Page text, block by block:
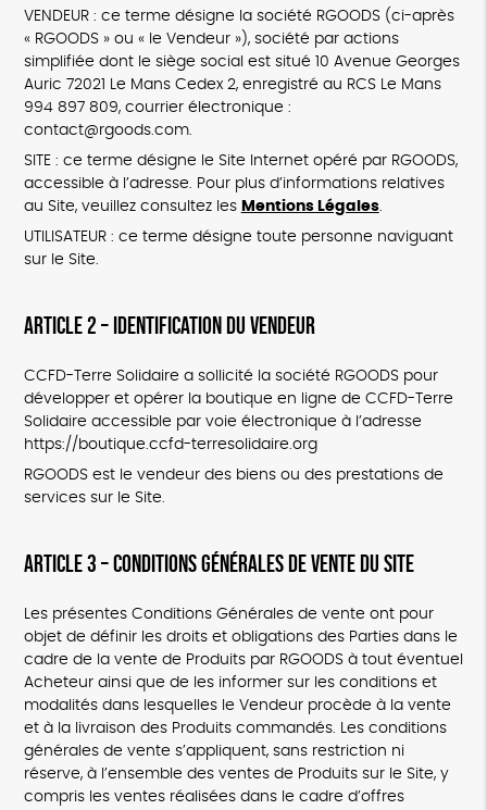
VENDEUR : ce terme désigne la société RGOODS (ci-après
« RGOODS » ou « le Vendeur »), société par actions
simplifiée dont le siège social est situé 10 Avenue Georges
Auric 72021 Le Mans Cedex 2, enregistré au RCS Le Mans
994 897 809, courrier électronique :
contact@rgoods.com.
SITE : ce terme désigne le Site Internet opéré par RGOODS,
accessible à l’adresse. Pour plus d’informations relatives
au Site, veuillez consultez les Mentions Légales.
UTILISATEUR : ce terme désigne toute personne naviguant
sur le Site.
ARTICLE 2 – IDENTIFICATION DU VENDEUR
CCFD-Terre Solidaire a sollicité la société RGOODS pour
développer et opérer la boutique en ligne de CCFD-Terre
Solidaire accessible par voie électronique à l’adresse
https://boutique.ccfd-terresolidaire.org
RGOODS est le vendeur des biens ou des prestations de
services sur le Site.
ARTICLE 3 – CONDITIONS GÉNÉRALES DE VENTE DU SITE
Les présentes Conditions Générales de vente ont pour
objet de définir les droits et obligations des Parties dans le
cadre de la vente de Produits par RGOODS à tout éventuel
Acheteur ainsi que de les informer sur les conditions et
modalités dans lesquelles le Vendeur procède à la vente
et à la livraison des Produits commandés. Les conditions
générales de vente s’appliquent, sans restriction ni
réserve, à l’ensemble des ventes de Produits sur le Site, y
compris les ventes réalisées dans le cadre d’offres